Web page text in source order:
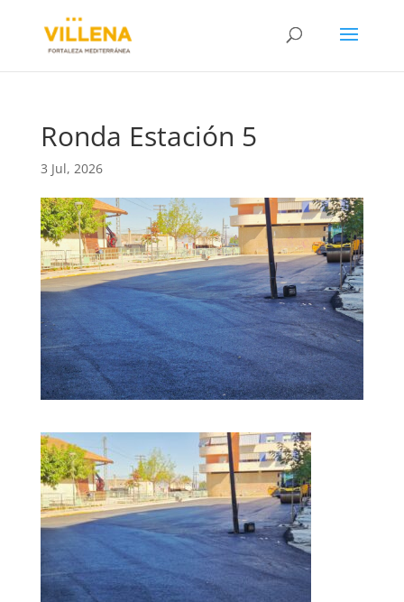
Ronda Estación 5
3 Jul, 2026